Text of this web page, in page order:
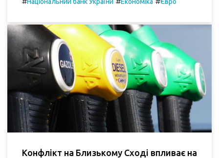
Національний банк України Економіка Євро
Конфлікт на Близькому Сході впливає на